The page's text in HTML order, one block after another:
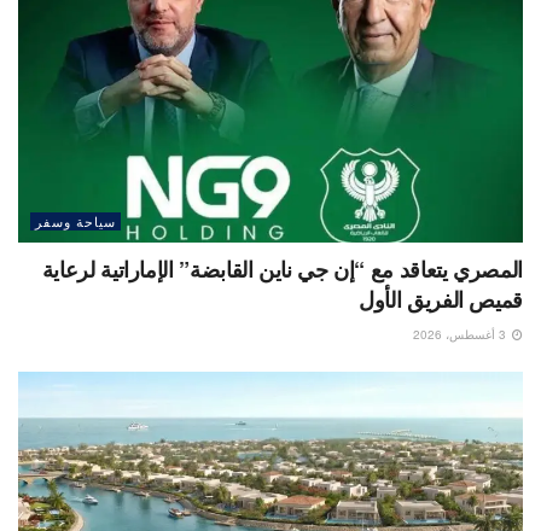
سياحة وسفر
المصري يتعاقد مع “إن جي ناين القابضة” الإماراتية لرعاية
قميص الفريق الأول